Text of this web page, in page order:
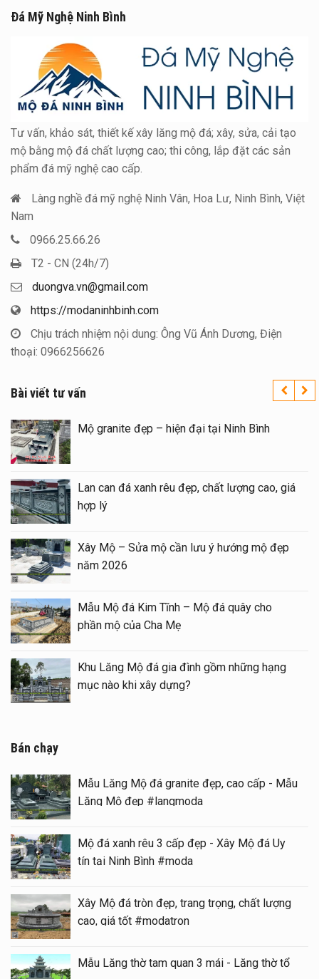
Đá Mỹ Nghệ Ninh Bình
Tư vấn, khảo sát, thiết kế xây lăng mộ đá; xây, sửa, cải tạo
mộ bằng mộ đá chất lượng cao; thi công, lắp đặt các sản
phẩm đá mỹ nghệ cao cấp.
Làng nghề đá mỹ nghệ Ninh Vân, Hoa Lư, Ninh Bình, Việt
Nam
0966.25.66.26
T2 - CN (24h/7)
duongva.vn@gmail.com
https://modaninhbinh.com
Chịu trách nhiệm nội dung: Ông Vũ Ánh Dương, Điện
thoại: 0966256626
Bài viết tư vấn
toàn quốc – Đá
mái đẹp tại Ninh
Mộ bằng Mẫu
đẹp – Long đình đá
đá) tại khu Lăng
Mộ granite đẹp – hiện đại
Lan can đá xanh rêu đẹp,
Xây Mộ – Sửa mộ cần
Mẫu Mộ đá Kim Tĩnh –
Khu Lăng Mộ đá gia đình
mục nào khi xây dựng?
Bán chạy
Mẫu Lăng Mộ đá granite đẹp, cao cấp - Mẫu
Lăng Mộ đẹp #langmoda
Mộ đá xanh rêu 3 cấp đẹp - Xây Mộ đá Uy
tín tại Ninh Bình #moda
Xây Mộ đá tròn đẹp, trang trọng, chất lượng
cao, giá tốt #modatron
Mẫu Lăng thờ tam quan 3 mái - Lăng thờ tổ